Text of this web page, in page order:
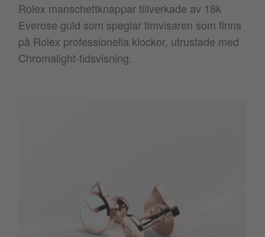
Rolex manschettknappar tillverkade av 18k
Everose guld som speglar timvisaren som finns
på Rolex professionella klockor, utrustade med
Chromalight-tidsvisning.